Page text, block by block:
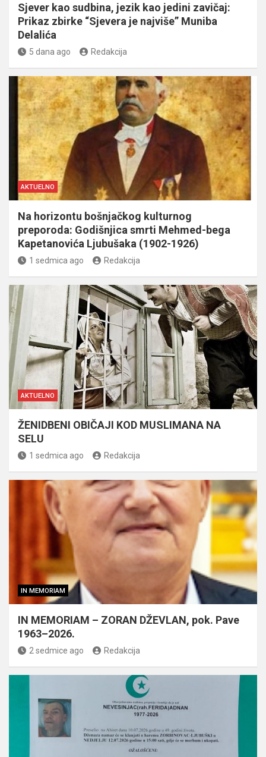
Sjever kao sudbina, jezik kao jedini zavičaj:
Prikaz zbirke “Sjevera je najviše” Muniba
Delalića
5 dana ago Redakcija
AKTUELNO
Na horizontu bošnjačkog kulturnog
preporoda: Godišnjica smrti Mehmed-bega
Kapetanovića Ljubušaka (1902-1926)
1 sedmica ago Redakcija
AKTUELNO
ŽENIDBENI OBIČAJI KOD MUSLIMANA NA
SELU
1 sedmica ago Redakcija
IN MEMORIAM
IN MEMORIAM – ZORAN DŽEVLAN, pok. Pave
1963–2026.
2 sedmice ago Redakcija